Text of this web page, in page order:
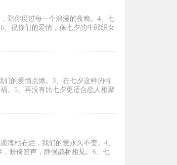
陪你度过每一个浪漫的夜晚。4、七
、祝你们的爱情，像七夕的牛郎织女
们的爱情点燃。3、在七夕这样的特
。5、再没有比七夕更适合恋人相聚
海枯石烂，我们的爱永久不变。4、
盼倚笛声，静候鹊桥相见。6、七